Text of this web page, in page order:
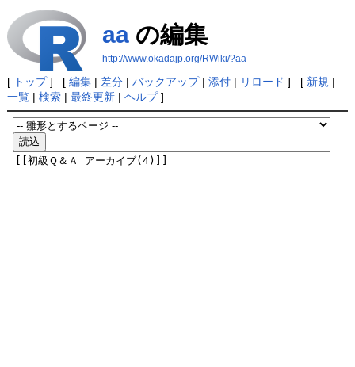
aaの編集
http://www.okadajp.org/RWiki/?aa
[ トップ] [ 編集| 差分| バックアップ| 添付| リロード ] [ 新規 |
一覧| 検索| 最終更新| ヘルプ]